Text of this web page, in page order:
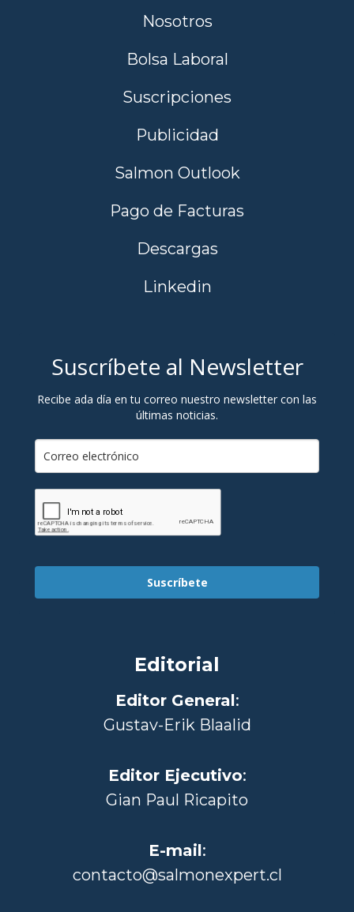
Nosotros
Bolsa Laboral
Suscripciones
Publicidad
Salmon Outlook
Pago de Facturas
Descargas
Linkedin
Suscríbete al Newsletter
Recibe ada día en tu correo nuestro newsletter con las
últimas noticias.
Suscríbete
Editorial
Editor General:
Gustav-Erik Blaalid
Editor Ejecutivo:
Gian Paul Ricapito
E-mail:
contacto@salmonexpert.cl